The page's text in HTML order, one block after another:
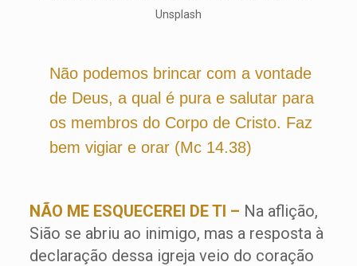
Unsplash
Não podemos brincar com a vontade
de Deus, a qual é pura e salutar para
os membros do Corpo de Cristo. Faz
bem vigiar e orar (Mc 14.38)
NÃO ME ESQUECEREI DE TI – Na aflição,
Sião se abriu ao inimigo, mas a resposta à
declaração dessa igreja veio do coração